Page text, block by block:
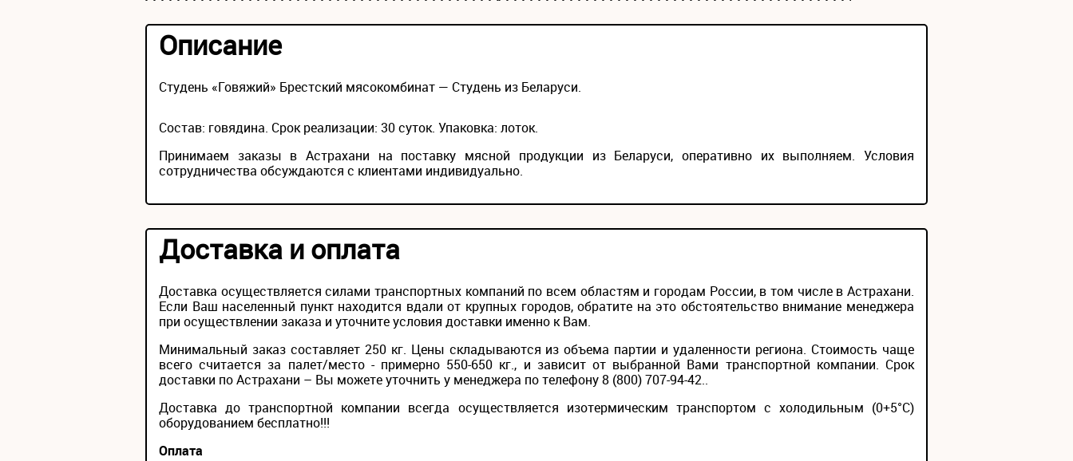
Описание
Студень «Говяжий» Брестский мясокомбинат — Студень из Беларуси.
Состав: говядина. Срок реализации: 30 суток. Упаковка: лоток.
Принимаем заказы в Астрахани на поставку мясной продукции из Беларуси, оперативно их выполняем. Условия
сотрудничества обсуждаются с клиентами индивидуально.
Доставка и оплата
Доставка осуществляется силами транспортных компаний по всем областям и городам России, в том числе в Астрахани.
Если Ваш населенный пункт находится вдали от крупных городов, обратите на это обстоятельство внимание менеджера
при осуществлении заказа и уточните условия доставки именно к Вам.
Минимальный заказ составляет 250 кг. Цены складываются из объема партии и удаленности региона. Стоимость чаще
всего считается за палет/место - примерно 550-650 кг., и зависит от выбранной Вами транспортной компании. Срок
доставки по Астрахани – Вы можете уточнить у менеджера по телефону 8 (800) 707-94-42..
Доставка до транспортной компании всегда осуществляется изотермическим транспортом с холодильным (0+5°С)
оборудованием бесплатно!!!
Оплата